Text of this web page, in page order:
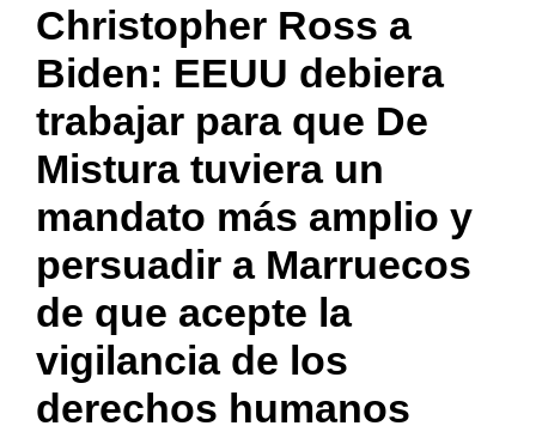
Christopher Ross a
Biden: EEUU debiera
trabajar para que De
Mistura tuviera un
mandato más amplio y
persuadir a Marruecos
de que acepte la
vigilancia de los
derechos humanos